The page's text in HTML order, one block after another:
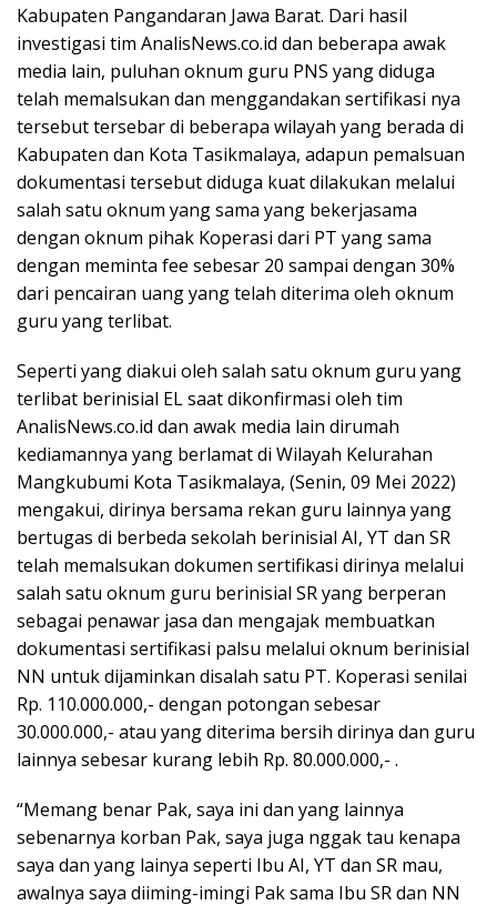
Kabupaten Pangandaran Jawa Barat. Dari hasil
investigasi tim AnalisNews.co.id dan beberapa awak
media lain, puluhan oknum guru PNS yang diduga
telah memalsukan dan menggandakan sertifikasi nya
tersebut tersebar di beberapa wilayah yang berada di
Kabupaten dan Kota Tasikmalaya, adapun pemalsuan
dokumentasi tersebut diduga kuat dilakukan melalui
salah satu oknum yang sama yang bekerjasama
dengan oknum pihak Koperasi dari PT yang sama
dengan meminta fee sebesar 20 sampai dengan 30%
dari pencairan uang yang telah diterima oleh oknum
guru yang terlibat.
Seperti yang diakui oleh salah satu oknum guru yang
terlibat berinisial EL saat dikonfirmasi oleh tim
AnalisNews.co.id dan awak media lain dirumah
kediamannya yang berlamat di Wilayah Kelurahan
Mangkubumi Kota Tasikmalaya, (Senin, 09 Mei 2022)
mengakui, dirinya bersama rekan guru lainnya yang
bertugas di berbeda sekolah berinisial AI, YT dan SR
telah memalsukan dokumen sertifikasi dirinya melalui
salah satu oknum guru berinisial SR yang berperan
sebagai penawar jasa dan mengajak membuatkan
dokumentasi sertifikasi palsu melalui oknum berinisial
NN untuk dijaminkan disalah satu PT. Koperasi senilai
Rp. 110.000.000,- dengan potongan sebesar
30.000.000,- atau yang diterima bersih dirinya dan guru
lainnya sebesar kurang lebih Rp. 80.000.000,- .
“Memang benar Pak, saya ini dan yang lainnya
sebenarnya korban Pak, saya juga nggak tau kenapa
saya dan yang lainya seperti Ibu AI, YT dan SR mau,
awalnya saya diiming-imingi Pak sama Ibu SR dan NN